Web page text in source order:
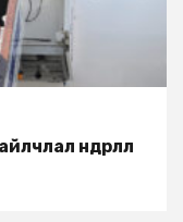
өндөрлөлөө